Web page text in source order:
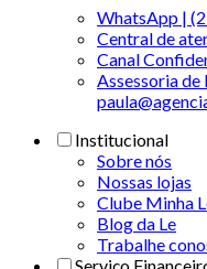
WhatsApp |
Central de
Canal
Assessoria de
Institucional
Sobre nós
Nossas lojas
Clube Minha
Blog da Le
Trabalhe